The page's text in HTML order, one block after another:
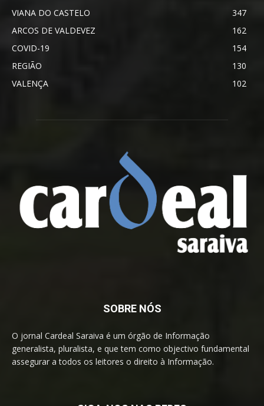
VIANA DO CASTELO
347
ARCOS DE VALDEVEZ
162
COVID-19
154
REGIÃO
130
VALENÇA
102
SOBRE NÓS
O jornal Cardeal Saraiva é um órgão de Informação
generalista, pluralista, e que tem como objectivo fundamental
assegurar a todos os leitores o direito à Informação.